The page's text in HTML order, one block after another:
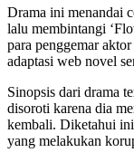
Drama ini menandai
lalu membintangi
para penggemar
adaptasi web novel
Sinopsis dari drama
disoroti karena dia
kembali. Diketahui
yang melakukan